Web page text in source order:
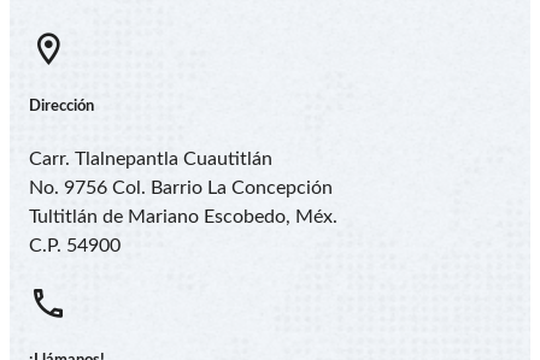
Dirección
Carr. Tlalnepantla Cuautitlán
No. 9756 Col. Barrio La Concepción
Tultitlán de Mariano Escobedo, Méx.
C.P. 54900